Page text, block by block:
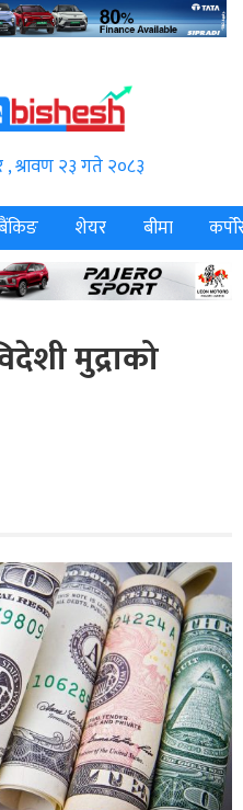
, श्रावण २३ गते २०८३
शेयर बीमा
मुद्राको